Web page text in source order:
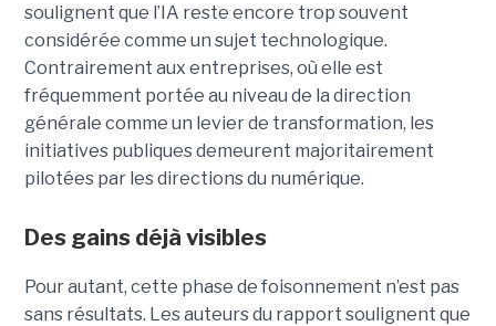
soulignent que l’IA reste encore trop souvent
considérée comme un sujet technologique.
Contrairement aux entreprises, où elle est
fréquemment portée au niveau de la direction
générale comme un levier de transformation, les
initiatives publiques demeurent majoritairement
pilotées par les directions du numérique.
Des gains déjà visibles
Pour autant, cette phase de foisonnement n’est pas
sans résultats. Les auteurs du rapport soulignent que